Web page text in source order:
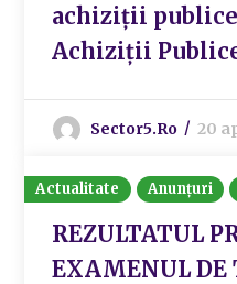
achiziții
Achiziții
Sector5.ro 20
Actualitate Anunțuri
REZULTATUL
EXAMENUL DE